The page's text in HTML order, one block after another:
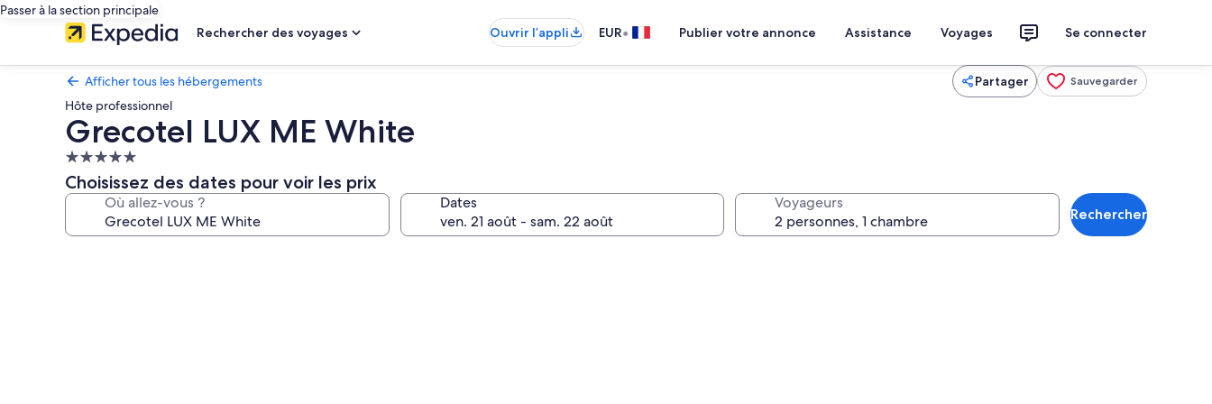
Passer à la section principale
Rechercher des voyages
Ouvrir l’appli EUR• Publier votre annonce Assistance Voyages Se connecter
Afficher tous les hébergements Partager Sauvegarder
Hôte professionnel
Grecotel LUX ME White
Hébergement
5.0 étoiles
Choisissez des dates pour voir les prix
Où allez-vous ? Dates Voyageurs
Rechercher